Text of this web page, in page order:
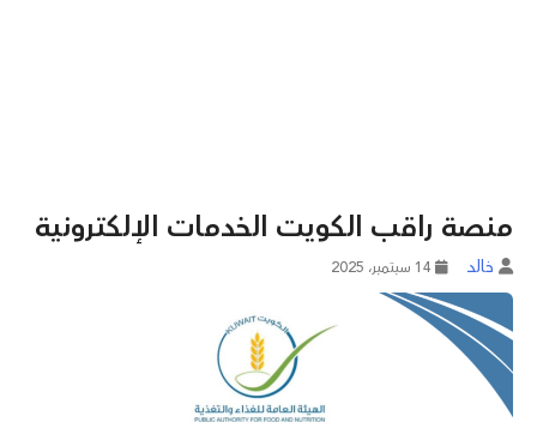
منصة راقب الكويت الخدمات الإلكترونية
خالد